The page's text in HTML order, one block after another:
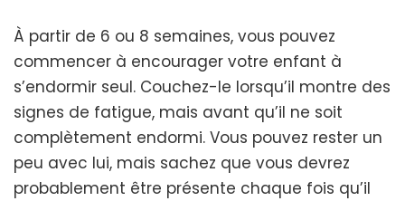
À partir de 6 ou 8 semaines, vous pouvez
commencer à encourager votre enfant à
s’endormir seul. Couchez-le lorsqu’il montre des
signes de fatigue, mais avant qu’il ne soit
complètement endormi. Vous pouvez rester un
peu avec lui, mais sachez que vous devrez
probablement être présente chaque fois qu’il